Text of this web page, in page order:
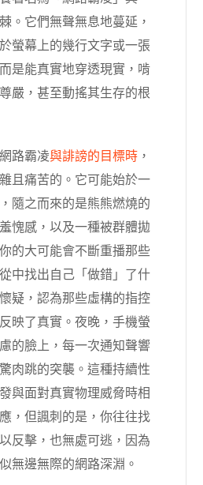
。它們無聲無息地蔓延，
螢幕上的幾行文字或一張
是能真實地穿透現實，啃
嚴，甚至動搖其生存的根
路霸凌與誹謗的目標時，
且痛苦的。它可能始於一
隨之而來的是熊熊燃燒的
愧感，以及一種被群體拋
的大可能會不斷重播那些
中找出自己「做錯」了什
疑，認為那些虛構的指控
映了真實。夜晚，手機螢
的臉上，每一次通知聲響
肉跳的突襲。這種持續性
與面對真實物理威脅時相
，但諷刺的是，你往往找
反擊，也無處可逃，因為
無邊無際的網路深淵。